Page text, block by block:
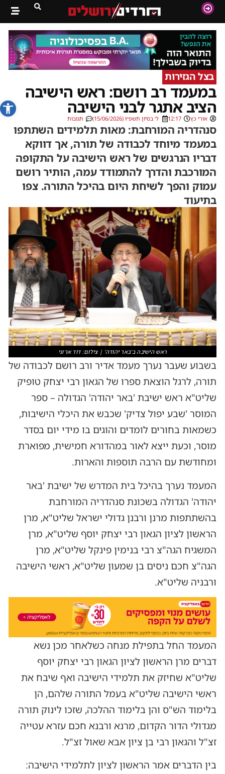
פתח
בצל הגזירות
במעמד רב רושם: ראש הישיבה
הציב אתגר לבני הישיבה
אורי כץ 12:17 ל׳ בסיון תשפ״ו (15/06/2026) תגובות
סנהדריה המורחבת: מאות תלמידים השתתפו
במעמד מיוחד לכבודה של תורה, אך דווקא
דבריו הנרגשים של ראש הישיבה על התקופה
המורכבת והדרך להתמודד עמה, הותיר רושם
עמוק והפך לשיחת היום בהיכל התורה. צפו
בתיעוד
ראש הישיבה ב'באר יהודה' | צילום: דוד ארזני
בשבוע שעבר נערך מעמד אדיר ורב רושם לכבודה של
תורה, לרגל הוצאת ספרו של הגאון רבי יצחק טופיק
שליט"א ראש ישיבת 'באר יהודה' הגדולה – ספר
המוסר 'שבע יפול צדיק' שכבש את היכלי הישיבות,
כשמאות בחורים לומדים והוגים בו מידי יום בסדר
מוסר, וכעת ייצא לאור במהדורא חמישית, מפוארת
ומחודשת עם הרבה תוספות והארות.
המעמד נערך בהיכל בית המדרש של ישיבת 'באר
יהודה' הגדולה בשכונת סנהדריה המורחבת
בהשתתפות מרנן ורבנן גדולי ישראל שליט"א, מרן
הראשון לציון הגאון רבי יצחק יוסף שליט"א, מרן
המשגיח הגה"צ רבי בנימין פינקל שליט"א, מרן
הגה"צ חכם ניסים בן שמעון שליט"א, ראשי הישיבה
ורבניה שליט"א.
המעמד החל בתפילת מנחה כשלאחר מכן נשא
דברים מרן הראשון לציון הגאון רבי יצחק יוסף
שליט"א שחיזק את תלמידי הישיבה ואף שיבח את
ראשי הישיבה שליט"א בעמל התורה שלהם, הן
בלימוד הש"ס והן בלימוד ההלכה, שזכו לינוק תורה
מגדולי הדור הקדום, מרנא ורבנא חכם עזרא עטייה
זצ"ל והגאון רבי בן ציון אבא שאול זצ"ל.
בין הדברים אמר הראשון לציון לתלמידי הישיבה: